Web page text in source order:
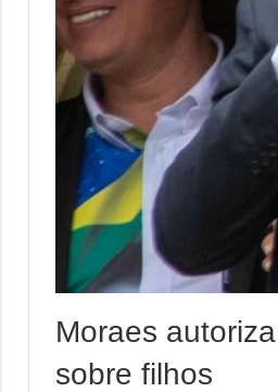
Moraes
sobre filhos